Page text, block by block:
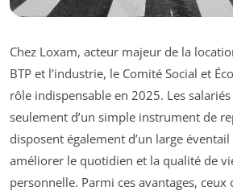
Chez Loxam, acteur majeur de la
BTP et l’industrie, le Comité Social et
rôle indispensable en 2025. Les
seulement d’un simple instrument de
disposent également d’un large éventail
améliorer le quotidien et la qualité de
personnelle. Parmi ces avantages, ceux